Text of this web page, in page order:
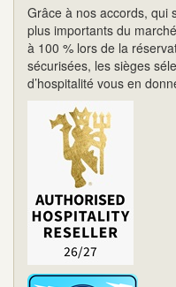
Grâce à nos accords, qui
plus importants du
à 100 % lors de la
sécurisées, les sièges
d’hospitalité vous en